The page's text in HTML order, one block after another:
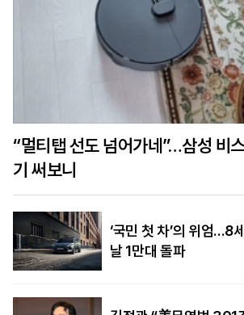
“멀티탭 선도 넘어가네”…삼성 비
기 써보니
‘국민 첫 차’의 위엄…8
날 1만대 돌파